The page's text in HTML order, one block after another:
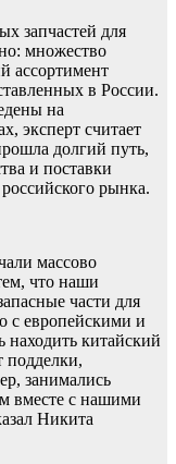
запчастей для
множество
ассортимент
в России.
на
эксперт считает
долгий путь,
и поставки
рынка.
массово
что наши
части для
с европейскими и
китайский
подделки,
занимались
вместе с нашими
Никита